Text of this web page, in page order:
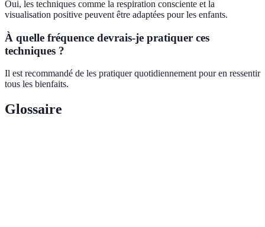
Oui, les techniques comme la respiration consciente et la
visualisation positive peuvent être adaptées pour les enfants.
À quelle fréquence devrais-je pratiquer ces
techniques ?
Il est recommandé de les pratiquer quotidiennement pour en ressentir
tous les bienfaits.
Glossaire